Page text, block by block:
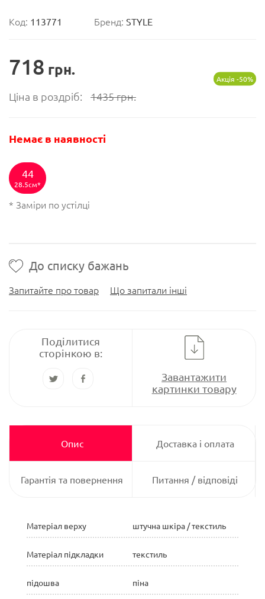
Код: 113771 Бренд: STYLE
718 грн.
Ціна в роздріб: 1435грн.
Акція -50%
Немає в наявності
44
28.5см
* Заміри по устілці
До списку бажань
Запитайте про товар Що запитали інші
Поділитися
сторінкою в:
Завантажити
картинки товару
Опис Доставка і оплата
Гарантія та повернення Питання / відповіді
Матеріал верху штучна шкіра / текстиль
Матеріал підкладки текстиль
підошва піна